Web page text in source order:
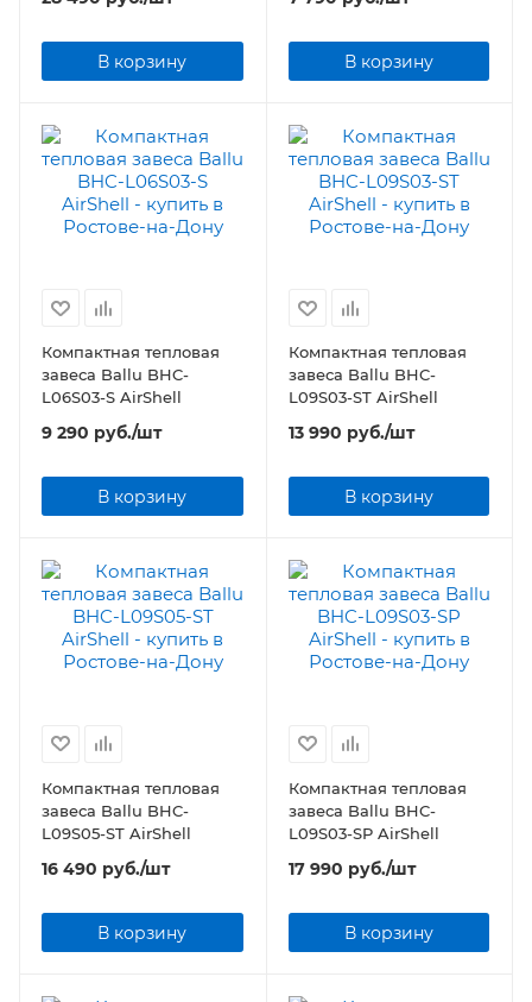
В корзину В корзину
Компактная тепловая
завеса Ballu BHC-
L06S03-S AirShell
9 290 руб./шт
В корзину
Компактная тепловая
завеса Ballu BHC-
L09S03-ST AirShell
13 990 руб./шт
В корзину
Компактная тепловая
завеса Ballu BHC-
L09S05-ST AirShell
16 490 руб./шт
В корзину
Компактная тепловая
завеса Ballu BHC-
L09S03-SP AirShell
17 990 руб./шт
В корзину